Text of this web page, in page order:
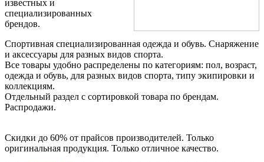
известных и
специализированных
брендов.
Спортивная специализированная одежда и обувь. Снаряжение
и аксессуары для разных видов спорта.
Все товары удобно распределены по категориям: пол, возраст,
одежда и обувь, для разных видов спорта, типу экипировки и
коллекциям.
Отдельный раздел с сортировкой товара по брендам.
Распродажи.
Скидки до 60% от прайсов производителей. Только
оригинальная продукция. Только отличное качество.